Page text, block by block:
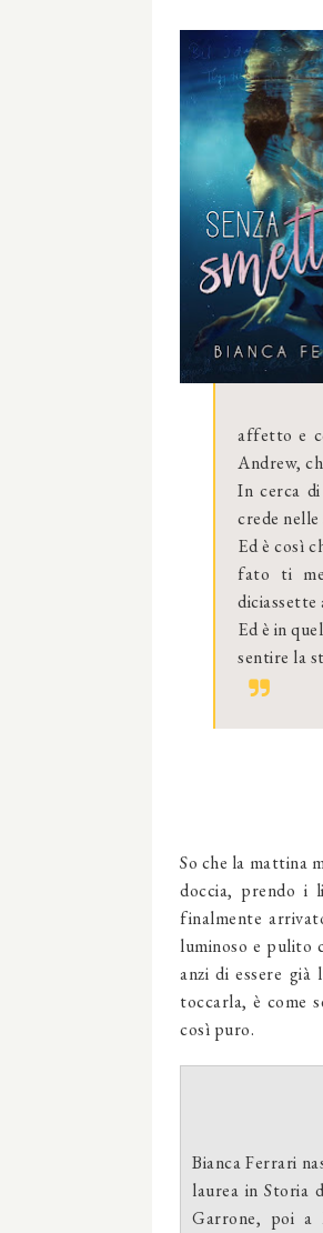
affetto e
Andrew,
In cerca
crede
Ed è così
fato ti
diciassette
Ed è in
sentire la
So che la mattina
doccia, prendo i
finalmente
luminoso e pulito
anzi di essere
toccarla, è come
così puro.
Bianca Ferrari
laurea in Storia
Garrone, poi a